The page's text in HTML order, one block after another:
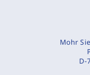
Mohr
D-